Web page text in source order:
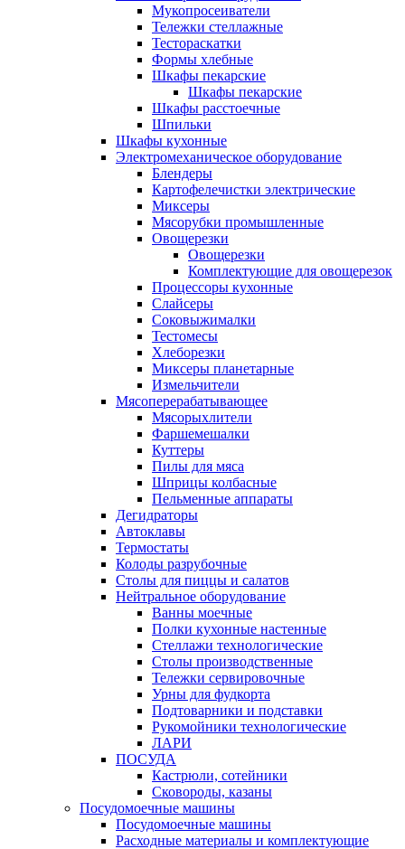
Мукопросеиватели
Тележки стеллажные
Тестораскатки
Формы хлебные
Шкафы пекарские
Шкафы пекарские
Шкафы расстоечные
Шпильки
Шкафы кухонные
Электромеханическое оборудование
Блендеры
Картофелечистки электрические
Миксеры
Мясорубки промышленные
Овощерезки
Овощерезки
Комплектующие для овощерезок
Процессоры кухонные
Слайсеры
Соковыжималки
Тестомесы
Хлеборезки
Миксеры планетарные
Измельчители
Мясоперерабатывающее
Мясорыхлители
Фаршемешалки
Куттеры
Пилы для мяса
Шприцы колбасные
Пельменные аппараты
Дегидраторы
Автоклавы
Термостаты
Колоды разрубочные
Столы для пиццы и салатов
Нейтральное оборудование
Ванны моечные
Полки кухонные настенные
Стеллажи технологические
Столы производственные
Тележки сервировочные
Урны для фудкорта
Подтоварники и подставки
Рукомойники технологические
ЛАРИ
ПОСУДА
Кастрюли, сотейники
Сковороды, казаны
Посудомоечные машины
Посудомоечные машины
Расходные материалы и комплектующие